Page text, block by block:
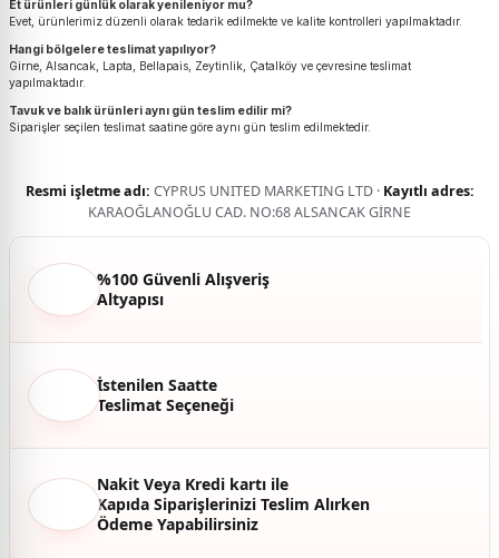
Et ürünleri günlük olarak yenileniyor mu?
Evet, ürünlerimiz düzenli olarak tedarik edilmekte ve kalite kontrolleri yapılmaktadır.
Hangi bölgelere teslimat yapılıyor?
Girne, Alsancak, Lapta, Bellapais, Zeytinlik, Çatalköy ve çevresine teslimat
yapılmaktadır.
Tavuk ve balık ürünleri aynı gün teslim edilir mi?
Siparişler seçilen teslimat saatine göre aynı gün teslim edilmektedir.
Resmi işletme adı: CYPRUS UNITED MARKETING LTD · Kayıtlı adres:
KARAOĞLANOĞLU CAD. NO:68 ALSANCAK GİRNE
%100 Güvenli Alışveriş
Altyapısı
İstenilen Saatte
Teslimat Seçeneği
Nakit Veya Kredi kartı ile
Kapıda Siparişlerinizi Teslim Alırken
Ödeme Yapabilirsiniz